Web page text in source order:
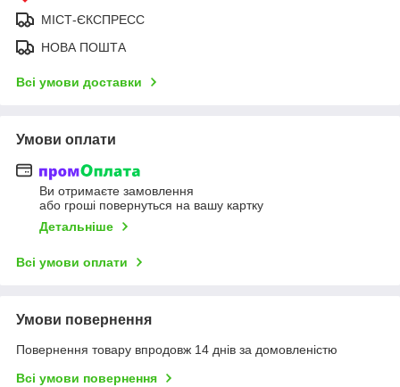
МІСТ-ЄКСПРЕСС
НОВА ПОШТА
Всі умови доставки
Умови оплати
Ви отримаєте замовлення
або гроші повернуться на вашу картку
Детальніше
Всі умови оплати
Умови повернення
Повернення товару впродовж 14 днів за домовленістю
Всі умови повернення